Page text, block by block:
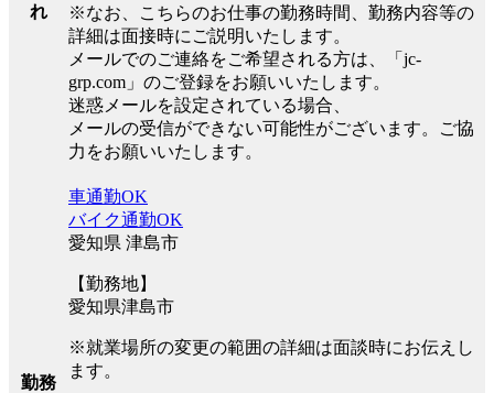
れ
※なお、こちらのお仕事の勤務時間、勤務内容等の
詳細は面接時にご説明いたします。
メールでのご連絡をご希望される方は、「jc-
grp.com」のご登録をお願いいたします。
迷惑メールを設定されている場合、
メールの受信ができない可能性がございます。ご協
力をお願いいたします。
勤務
車通勤OK
バイク通勤OK
愛知県 津島市
【勤務地】
愛知県津島市
※就業場所の変更の範囲の詳細は面談時にお伝えし
ます。